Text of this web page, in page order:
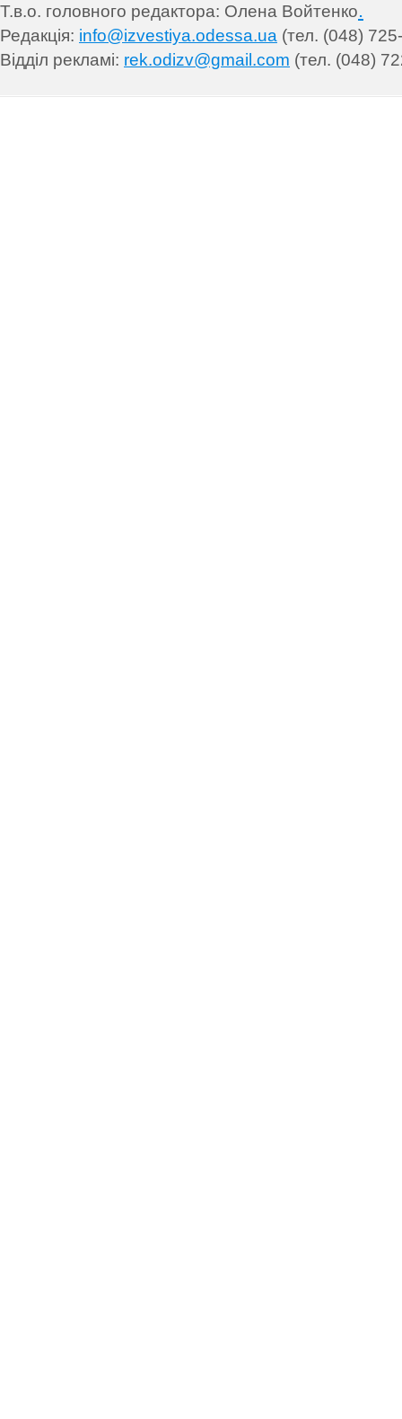
Т.в.о. головного редактора: Олена Войтенко.
Редакція: info@izvestiya.odessa.ua (тел. (048)
Відділ рекламі: rek.odizv@gmail.com (тел. (048)